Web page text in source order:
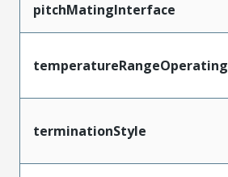
pitchMatingInterface
temperatureRangeOperating
terminationStyle